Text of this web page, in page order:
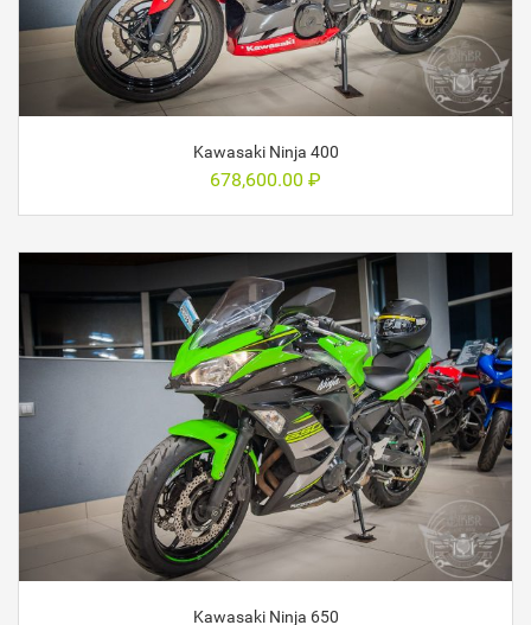
Kawasaki Ninja 400
678,600.00 ₽
Kawasaki Ninja 650